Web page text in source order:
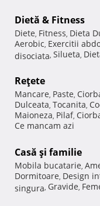
Dietă & Fitness
Diete, Fitness, Dieta
Aerobic, Exercitii
disociata, Silueta,
Reţete
Mancare, Paste,
Dulceata, Tocanita,
Maioneza, Pilaf,
Ce mancam azi
Casă şi familie
Mobila bucatarie,
Dormitoare, Design
singura, Gravide,